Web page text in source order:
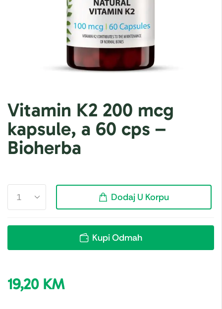
Vitamin K2 200 mcg
kapsule, a 60 cps –
Bioherba
Dodaj U Korpu
Kupi Odmah
19,20 KM